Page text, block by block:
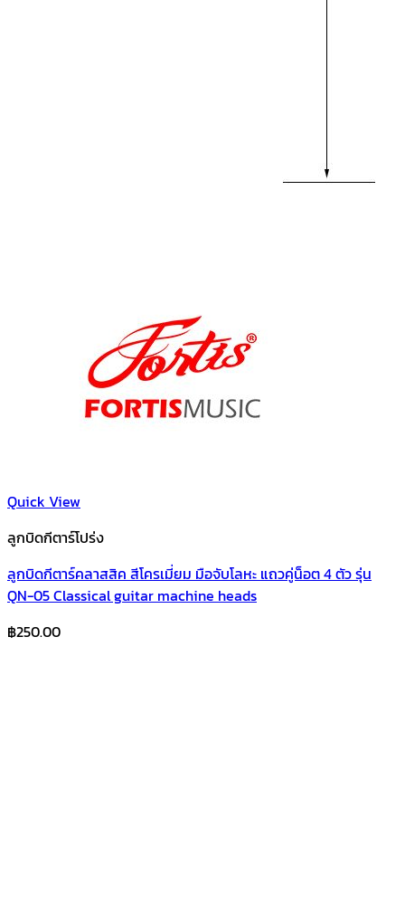
Quick View
ลูกบิดกีตาร์โปร่ง
ลูกบิดกีตาร์คลาสสิค สีโครเมี่ยม มือจับโลหะ แถวคู่น็อต 4 ตัว รุ่น
QN-05 Classical guitar machine heads
฿250.00